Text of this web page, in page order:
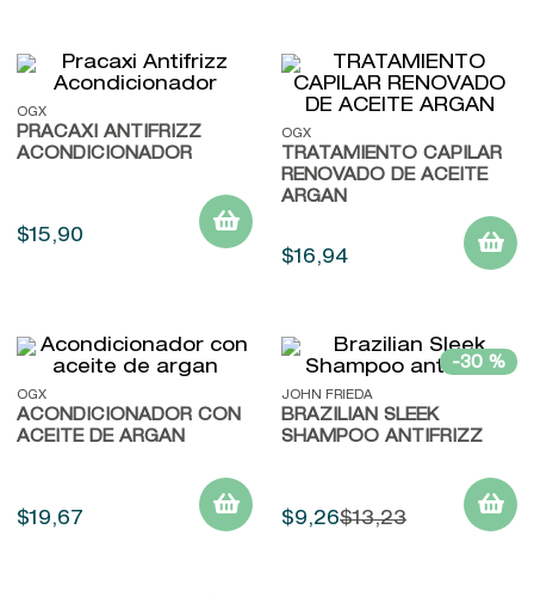
OGX
PRACAXI ANTIFRIZZ
ACONDICIONADOR
$15,90
OGX
TRATAMIENTO CAPILAR
RENOVADO DE ACEITE
ARGAN
$16,94
OGX
ACONDICIONADOR CON
ACEITE DE ARGAN
$19,67
-30 %
JOHN FRIEDA
BRAZILIAN SLEEK
SHAMPOO ANTIFRIZZ
$9,26$13,23